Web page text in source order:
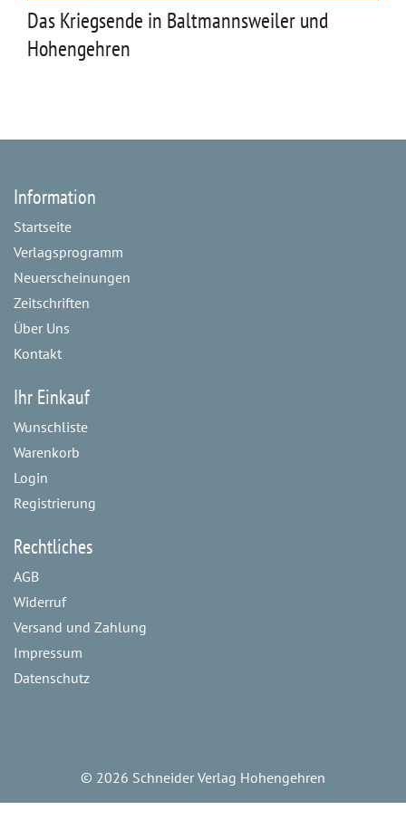
Das Kriegsende in Baltmannsweiler und
Hohengehren
Information
Startseite
Verlagsprogramm
Neuerscheinungen
Zeitschriften
Über Uns
Kontakt
Ihr Einkauf
Wunschliste
Warenkorb
Login
Registrierung
Rechtliches
AGB
Widerruf
Versand und Zahlung
Impressum
Datenschutz
© 2026 Schneider Verlag Hohengehren